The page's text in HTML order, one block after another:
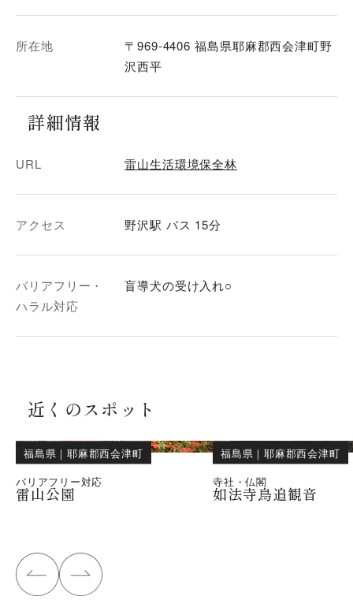
所在地
〒969-4406 福島県耶麻郡西会津町野
沢西平
詳細情報
URL 雷山生活環境保全林
アクセス 野沢駅 バス 15分
バリアフリー・
ハラル対応
盲導犬の受け入れ○
近くのスポット
福島県 ｜耶麻郡西会津町
バリアフリー対応
雷山公園
福島県 ｜耶麻郡西会津町
寺社・仏閣
如法寺鳥追観音